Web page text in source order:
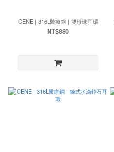
CENE｜316L醫療鋼｜雙珍珠耳環
NT$880